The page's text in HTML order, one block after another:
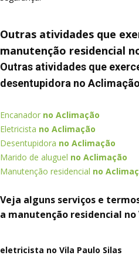
Outras atividades que
manutenção residencial
Outras atividades que
desentupidora no Aclimação
Encanador no Aclimação
Eletricista no Aclimação
Desentupidora no Aclimação
Marido de aluguel no Aclimação
Manutenção residencial no
Veja alguns serviços e
a manutenção residencial no
eletricista no Vila Paulo Silas